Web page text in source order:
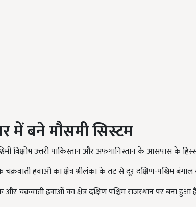
में बने मौसमी सिस्टम
विक्षोभ उत्तरी पाकिस्तान और अफगानिस्तान के आसपास के
हवाओं का क्षेत्र श्रीलंका के तट से दूर दक्षिण-पश्चिम
चक्रवाती हवाओं का क्षेत्र दक्षिण पश्चिम राजस्थान पर बना हुआ